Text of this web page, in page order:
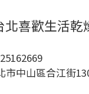
喜歡生活乾
市中山區合江街